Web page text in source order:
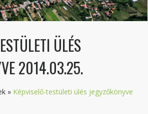
ÜLÉS
2014.03.25.
» Képviselő-testületi ülés jegyzőkönyve